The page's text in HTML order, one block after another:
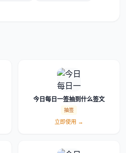
今日每日一签抽到什么签文
抽签
立即使用 →